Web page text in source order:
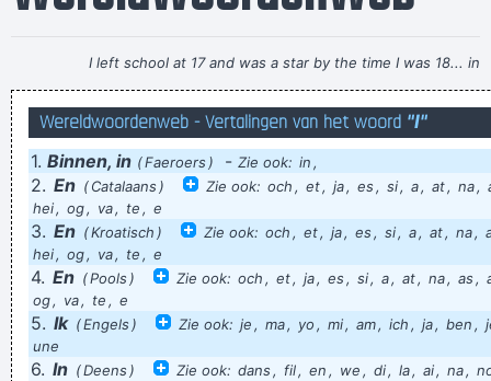
I left school at 17 and was a star by the time I was 18... in
certain parts of the world anyway~ George Michael
Teek Det, de jongensgroep met Rob Willems, Mark Ouwens,
Gerry Baarlo, Jason Orens en Donald Hauwaert
Echt belangrijke mensen, zijn mensen voor wie belangrijk zijn,
niet belangrijk is :-)
computers worden steeds sneller, waarom maken ze niet
meteen een snelle computer
als je problemen hebt kan je me altijd om zaad vragen
Wil degene die in een groene tractor zonder te kijken of te
Wereldwoordenweb - Vertalingen van het woord "I"
1. Binnen, in (Faeroers ) - Zie ook: in ,
2. En (Catalaans) Zie ook: och , et, ja, es, si, a, at, na,
hei, og, va, te , e
3. En (Kroatisch ) Zie ook: och , et, ja, es , si, a, at, na,
hei, og, va, te , e
4. En (Pools) Zie ook: och , et, ja, es, si, a, at, na, as,
og, va, te , e
5. Ik (Engels ) Zie ook: je , ma, yo , mi, am, ich , ja, ben ,
une
6. In (Deens) Zie ook: dans, fil, en , we , di, la, ai, na,